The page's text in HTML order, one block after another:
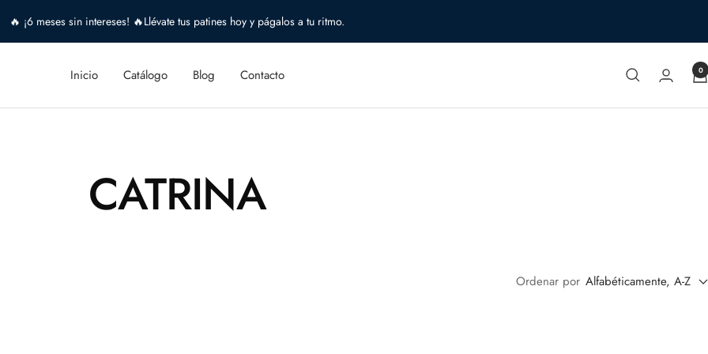
🔥 ¡6 meses sin intereses! 🔥Llévate tus patines hoy y págalos a tu ritmo.
Inicio Catálogo Blog Contacto 0
CATRINA
Ordenar por Alfabéticamente, A-Z